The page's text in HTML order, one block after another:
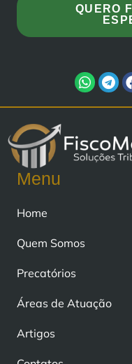
QUERO
Menu
Home
Quem Somos
Precatórios
Áreas de Atuação
Artigos